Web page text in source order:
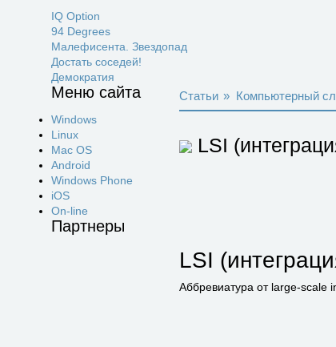
IQ Option
94 Degrees
Малефисента. Звездопад
Достать соседей!
Демократия
Меню сайта
Windows
Linux
Mac OS
Android
Windows Phone
iOS
On-line
Партнеры
Статьи » Компьютерный
LSI
LSI
Аббревиатура от large-scale